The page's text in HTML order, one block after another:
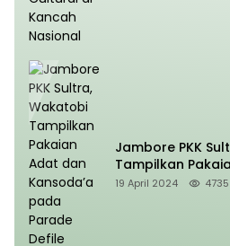
Jambore PKK
Tampilkan
Kansoda’a pada
19 April 2024 4735